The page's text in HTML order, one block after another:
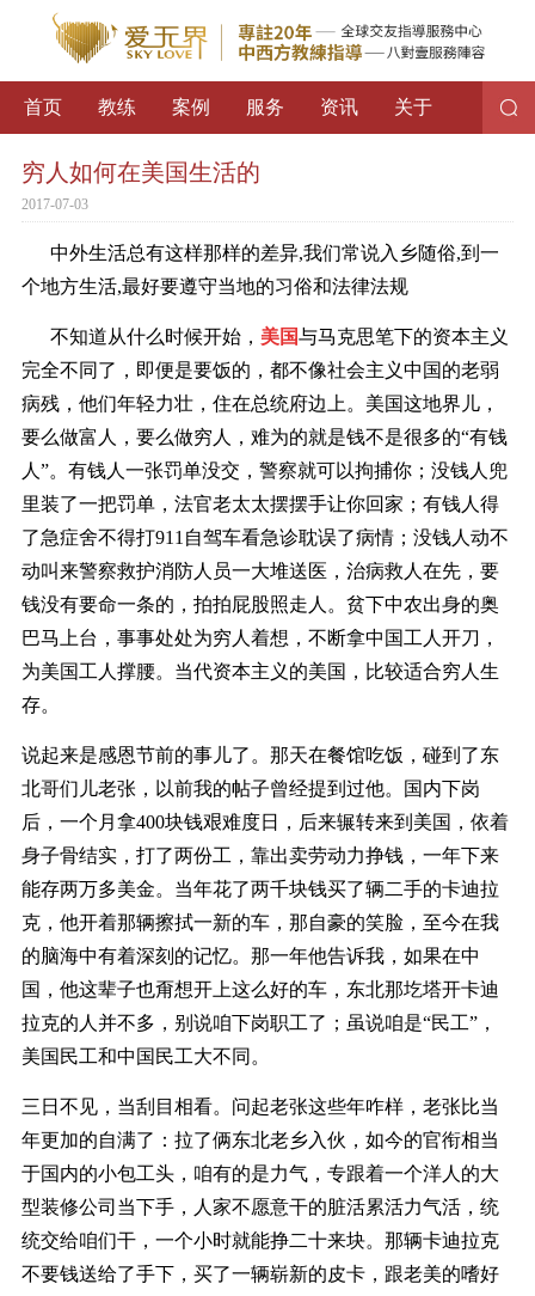
首页 教练 案例 服务 资讯 关于
穷人如何在美国生活的
2017-07-03
中外生活总有这样那样的差异,我们常说入乡随俗,到一
个地方生活,最好要遵守当地的习俗和法律法规
不知道从什么时候开始， 美国与马克思笔下的资本主义
完全不同了，即便是要饭的，都不像社会主义中国的老弱
病残，他们年轻力壮，住在总统府边上。美国这地界儿，
要么做富人，要么做穷人，难为的就是钱不是很多的“有钱
人”。有钱人一张罚单没交，警察就可以拘捕你；没钱人兜
里装了一把罚单，法官老太太摆摆手让你回家；有钱人得
了急症舍不得打911自驾车看急诊耽误了病情；没钱人动不
动叫来警察救护消防人员一大堆送医，治病救人在先，要
钱没有要命一条的，拍拍屁股照走人。贫下中农出身的奥
巴马上台，事事处处为穷人着想，不断拿中国工人开刀，
为美国工人撑腰。当代资本主义的美国，比较适合穷人生
存。
说起来是感恩节前的事儿了。那天在餐馆吃饭，碰到了东
北哥们儿老张，以前我的帖子曾经提到过他。国内下岗
后，一个月拿400块钱艰难度日，后来辗转来到美国，依着
身子骨结实，打了两份工，靠出卖劳动力挣钱，一年下来
能存两万多美金。当年花了两千块钱买了辆二手的卡迪拉
克，他开着那辆擦拭一新的车，那自豪的笑脸，至今在我
的脑海中有着深刻的记忆。那一年他告诉我，如果在中
国，他这辈子也甭想开上这么好的车，东北那圪塔开卡迪
拉克的人并不多，别说咱下岗职工了；虽说咱是“民工”，
美国民工和中国民工大不同。
三日不见，当刮目相看。问起老张这些年咋样，老张比当
年更加的自满了：拉了俩东北老乡入伙，如今的官衔相当
于国内的小包工头，咱有的是力气，专跟着一个洋人的大
型装修公司当下手，人家不愿意干的脏活累活力气活，统
统交给咱们干，一个小时就能挣二十来块。那辆卡迪拉克
不要钱送给了手下，买了一辆崭新的皮卡，跟老美的嗜好